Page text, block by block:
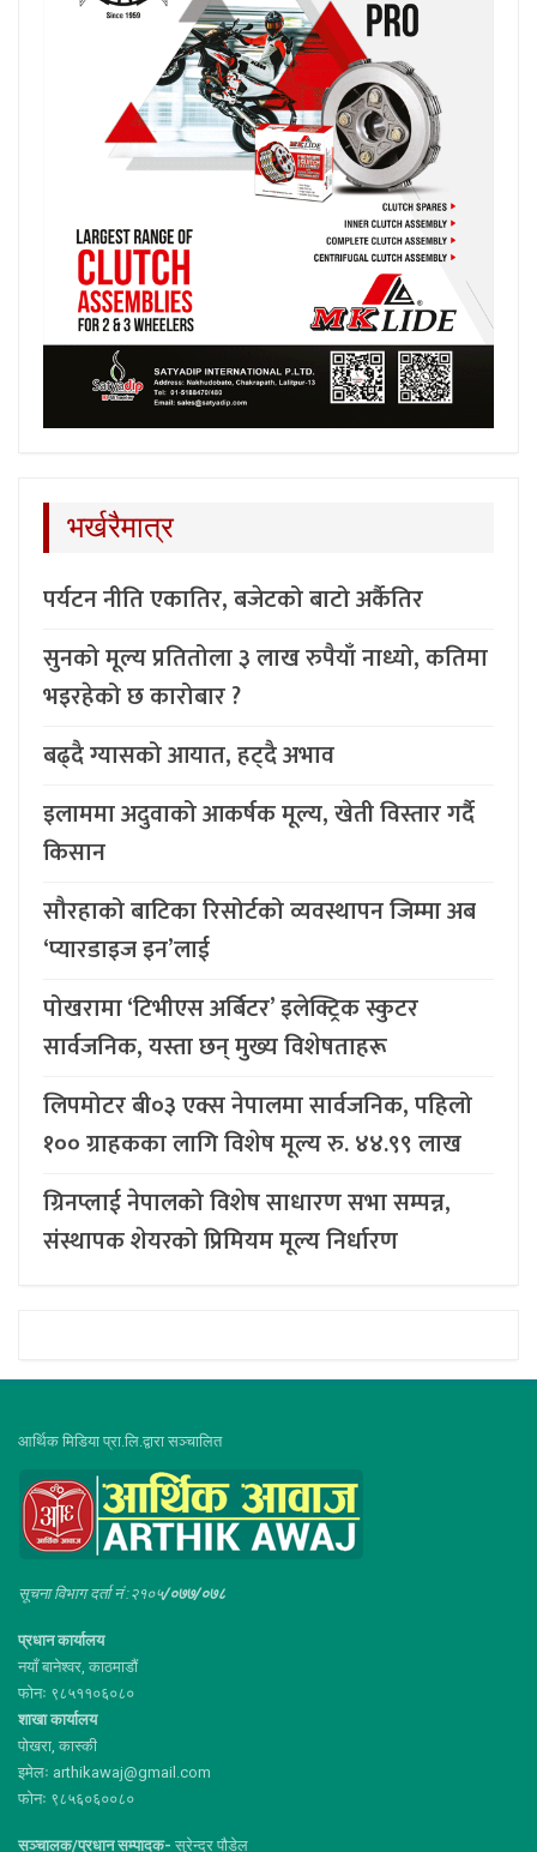
भर्खरैमात्र
पर्यटन नीति एकातिर, बजेटको बाटो अर्कैतिर
सुनको मूल्य प्रतितोला ३ लाख रुपैयाँ नाध्यो, कतिमा
भइरहेको छ कारोबार ?
बढ्दै ग्यासको आयात, हट्दै अभाव
इलाममा अदुवाको आकर्षक मूल्य, खेती विस्तार गर्दै
किसान
सौरहाको बाटिका रिसोर्टको व्यवस्थापन जिम्मा अब
‘प्यारडाइज इन’लाई
पोखरामा ‘टिभीएस अर्बिटर’ इलेक्ट्रिक स्कुटर
सार्वजनिक, यस्ता छन् मुख्य विशेषताहरू
लिपमोटर बी०३ एक्स नेपालमा सार्वजनिक, पहिलो
१०० ग्राहकका लागि विशेष मूल्य रु. ४४.९९ लाख
ग्रिनप्लाई नेपालको विशेष साधारण सभा सम्पन्न,
संस्थापक शेयरको प्रिमियम मूल्य निर्धारण
आर्थिक मिडिया प्रा.लि.द्वारा सञ्चालित
सूचना विभाग दर्ता नं :२१०५/०७७/०७८
प्रधान कार्यालय
नयाँ बानेश्वर, काठमाडौं
फोनः ९८५११०६०८०
शाखा कार्यालय
पोखरा, कास्की
इमेलः arthikawaj@gmail.com
फोनः ९८५६०६००८०
सञ्चालक/प्रधान सम्पादक- सुरेन्द्र पौडेल